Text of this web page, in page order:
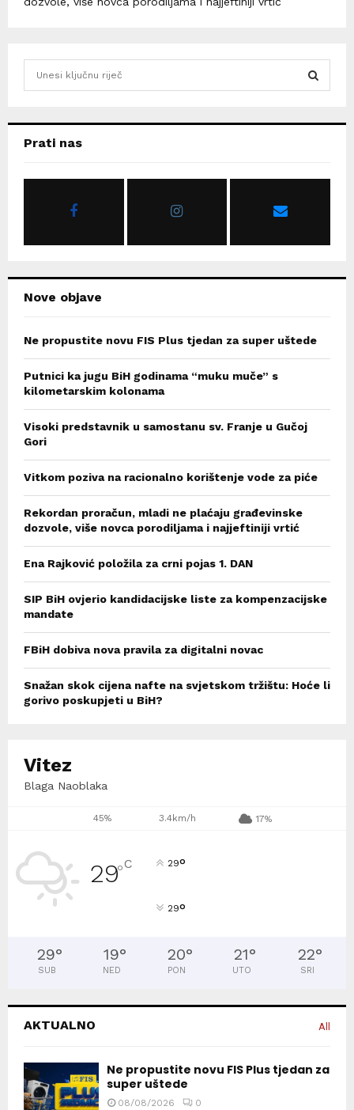
hPrati nas
Nove objave
Ne propustite novu FIS Plus tjedan za super uštede
Putnici ka jugu BiH godinama “muku muče” s
kilometarskim kolonama
Visoki predstavnik u samostanu sv. Franje u Gučoj
Gori
Vitkom poziva na racionalno korištenje vode za piće
Rekordan proračun, mladi ne plaćaju građevinske
dozvole, više novca porodiljama i najjeftiniji vrtić
Ena Rajković položila za crni pojas 1. DAN
SIP BiH ovjerio kandidacijske liste za kompenzacijske
mandate
FBiH dobiva nova pravila za digitalni novac
Snažan skok cijena nafte na svjetskom tržištu: Hoće li
gorivo poskupjeti u BiH?
Vitez
Blaga Naoblaka
45% 3.4km/h 17%
29°C 29°
29°
29°
SUB
19°
NED
20°
PON
21°
UTO
22°
SRI
AKTUALNO All
Ne propustite novu FIS Plus tjedan za
super uštede
08/08/2026 0